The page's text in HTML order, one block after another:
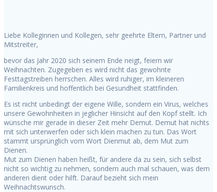
Liebe Kolleginnen und Kollegen, sehr geehrte Eltern, Partner und
Mitstreiter,
bevor das Jahr 2020 sich seinem Ende neigt, feiern wir
Weihnachten. Zugegeben es wird nicht das gewohnte
Festtagstreiben herrschen. Alles wird ruhiger, im kleineren
Familienkreis und hoffentlich bei Gesundheit stattfinden.
Es ist nicht unbedingt der eigene Wille, sondern ein Virus, welches
unsere Gewohnheiten in jeglicher Hinsicht auf den Kopf stellt. Ich
wünsche mir gerade in dieser Zeit mehr Demut. Demut hat nichts
mit sich unterwerfen oder sich klein machen zu tun. Das Wort
stammt ursprünglich vom Wort Dienmut ab, dem Mut zum
Dienen.
Mut zum Dienen haben heißt, für andere da zu sein, sich selbst
nicht so wichtig zu nehmen, sondern auch mal schauen, was dem
anderen dient oder hilft. Darauf bezieht sich mein
Weihnachtswunsch.